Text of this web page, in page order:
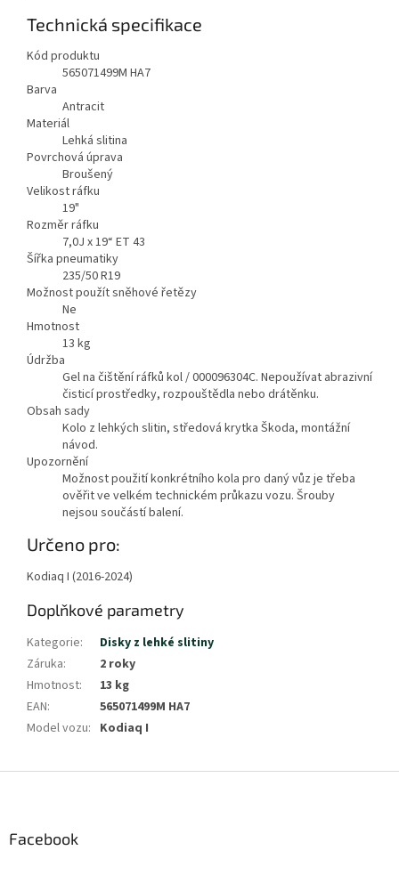
Technická specifikace
Kód produktu
565071499M HA7
Barva
Antracit
Materiál
Lehká slitina
Povrchová úprava
Broušený
Velikost ráfku
19"
Rozměr ráfku
7,0J x 19“ ET 43
Šířka pneumatiky
235/50 R19
Možnost použít sněhové řetězy
Ne
Hmotnost
13 kg
Údržba
Gel na čištění ráfků kol / 000096304C. Nepoužívat abrazivní
čisticí prostředky, rozpouštědla nebo drátěnku.
Obsah sady
Kolo z lehkých slitin, středová krytka Škoda, montážní
návod.
Upozornění
Možnost použití konkrétního kola pro daný vůz je třeba
ověřit ve velkém technickém průkazu vozu. Šrouby
nejsou součástí balení.
méně
Určeno pro:
Kodiaq I (2016-2024)
Doplňkové parametry
Kategorie:
Disky z lehké slitiny
Záruka:
2 roky
Hmotnost:
13 kg
EAN:
565071499M HA7
Model vozu: Kodiaq I
Facebook